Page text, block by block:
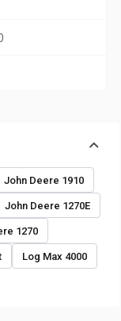
John Deere 1910
John Deere 1270E
1270
Log Max 4000